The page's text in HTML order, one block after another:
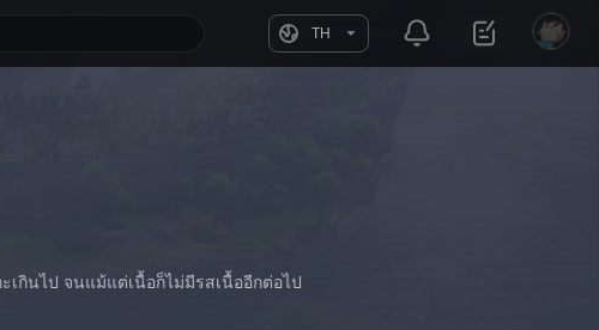
TH
เกินไป จนแม้แต่เนื้อก็ไม่มีรสเนื้ออีกต่อไป